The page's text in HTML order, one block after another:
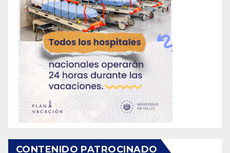
CONTENIDO PATROCINADO